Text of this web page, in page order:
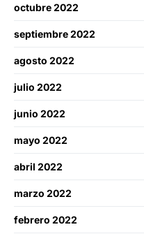
octubre 2022
septiembre 2022
agosto 2022
julio 2022
junio 2022
mayo 2022
abril 2022
marzo 2022
febrero 2022